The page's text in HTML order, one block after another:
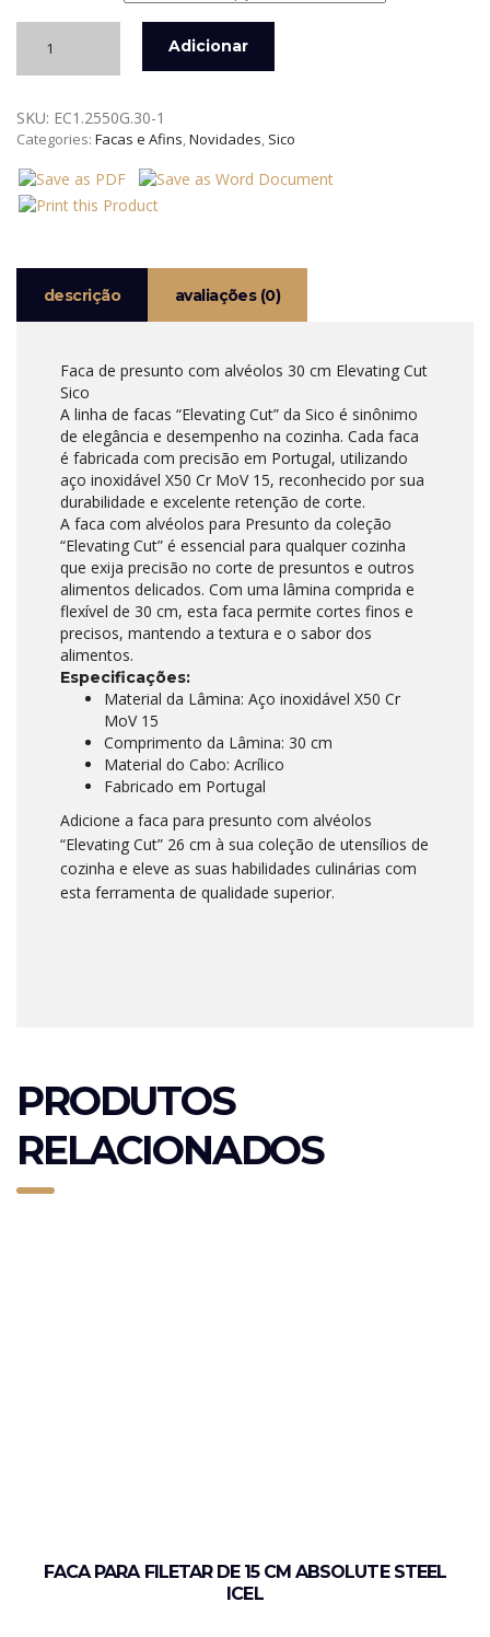
ELEVATING
-
FACA
PRESUNTO
COM
CM
SICO
Adicionar
SKU: EC1.2550G.30-1
Categories: Facas e Afins,Novidades, Sico
descrição avaliações (0)
Faca de presunto com alvéolos 30 cm Elevating Cut
Sico
A linha de facas “Elevating Cut” da Sico é sinônimo
de elegância e desempenho na cozinha. Cada faca
é fabricada com precisão em Portugal, utilizando
aço inoxidável X50 Cr MoV 15, reconhecido por sua
durabilidade e excelente retenção de corte.
A faca com alvéolos para Presunto da coleção
“Elevating Cut” é essencial para qualquer cozinha
que exija precisão no corte de presuntos e outros
alimentos delicados. Com uma lâmina comprida e
flexível de 30 cm, esta faca permite cortes finos e
precisos, mantendo a textura e o sabor dos
alimentos.
Especificações:
Material da Lâmina: Aço inoxidável X50 Cr
MoV 15
Comprimento da Lâmina: 30 cm
Material do Cabo: Acrílico
Fabricado em Portugal
Adicione a faca para presunto com alvéolos
“Elevating Cut” 26 cm à sua coleção de utensílios de
cozinha e eleve as suas habilidades culinárias com
esta ferramenta de qualidade superior.
PRODUTOS
RELACIONADOS
FACA PARA FILETAR DE 15 CM ABSOLUTE STEEL
ICEL